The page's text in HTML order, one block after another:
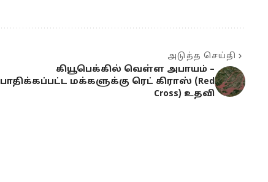
அடுத்த செய்தி
கியூபெக்கில் வெள்ள அபாயம் –
பாதிக்கப்பட்ட மக்களுக்கு ரெட் கிராஸ் (Red
Cross) உதவி